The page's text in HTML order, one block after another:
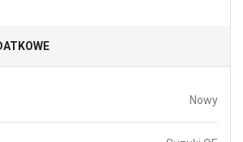
Nowy